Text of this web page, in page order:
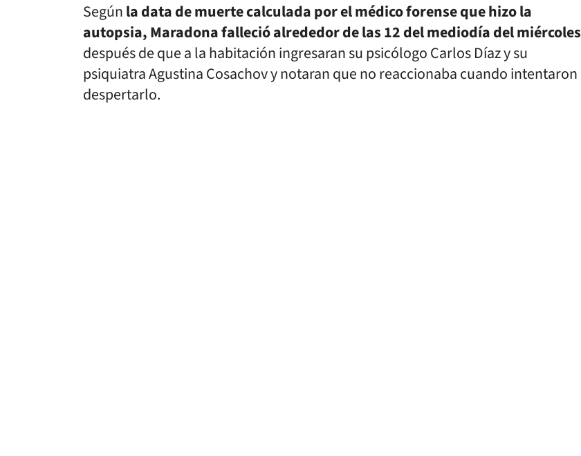
Segúnla data de muerte calculada por el médico forense que hizo la
autopsia, Maradona falleció alrededor de las 12 del mediodía del miércoles
después de que a la habitación ingresaran su psicólogo Carlos Díaz y su
psiquiatra Agustina Cosachov y notaran que no reaccionaba cuando intentaron
despertarlo.